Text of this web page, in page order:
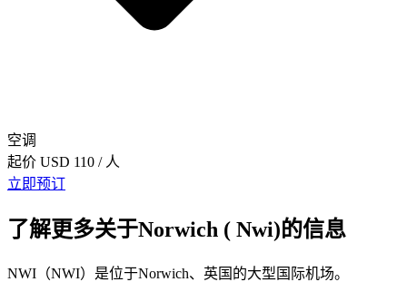
空调
起价 USD 110 / 人
立即预订
了解更多关于Norwich ( Nwi)的信息
NWI（NWI）是位于Norwich、英国的大型国际机场。